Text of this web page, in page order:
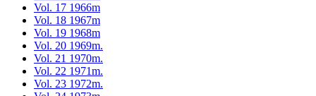
Vol. 17 1966m
Vol. 18 1967m
Vol. 19 1968m
Vol. 20 1969m.
Vol. 21 1970m.
Vol. 22 1971m.
Vol. 23 1972m.